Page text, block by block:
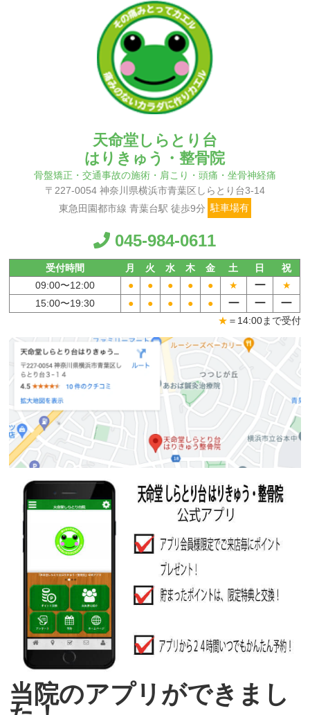
天命堂しらとり台
はりきゅう・整骨院
骨盤矯正・交通事故の施術・肩こり・頭痛・坐骨神経痛
〒227-0054 神奈川県横浜市青葉区しらとり台3-14
東急田園都市線 青葉台駅 徒歩9分 駐車場有
045-984-0611
受付時間 月 火 水 木 金 土 日
祝
09:00〜12:00 ● ● ● ● ● ★ ー
★
15:00〜19:30 ● ● ● ● ● ー ー ー
★ ＝14:00まで受付
当院のアプリができまし